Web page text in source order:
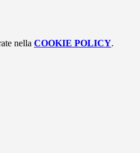
nella COOKIE POLICY.